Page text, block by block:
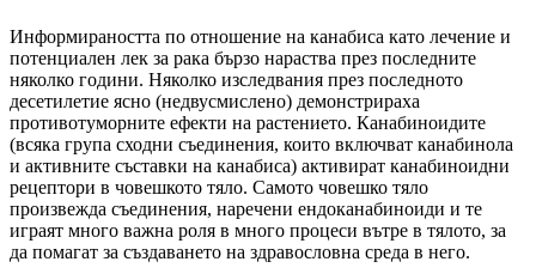
Информираността по отношение на канабиса като лечение и
потенциален лек за рака бързо нараства през последните
няколко години. Няколко изследвания през последното
десетилетие ясно (недвусмислено) демонстрираха
противотуморните ефекти на растението. Канабиноидите
(всяка група сходни съединения, които включват канабинола
и активните съставки на канабиса) активират канабиноидни
рецептори в човешкото тяло. Самото човешко тяло
произвежда съединения, наречени ендоканабиноиди и те
играят много важна роля в много процеси вътре в тялото, за
да помагат за създаването на здравословна среда в него.